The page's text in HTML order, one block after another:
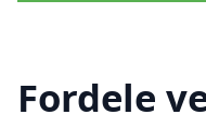
Fordele